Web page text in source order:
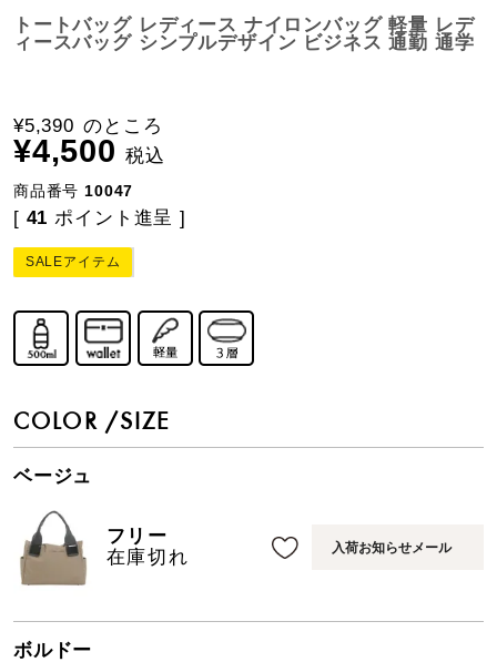
トートバッグ レディース ナイロンバッグ 軽量 レデ
ィースバッグ シンプルデザイン ビジネス 通勤 通学
¥5,390 のところ
¥4,500 税込
商品番号 10047
[ 41 ポイント進呈 ]
SALEアイテム
COLOR SIZE
ベージュ
フリー
在庫切れ
入荷お知らせメール
ボルドー